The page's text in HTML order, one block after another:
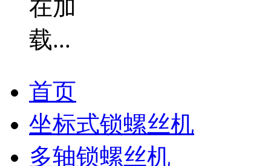
首页
坐标式锁螺丝机
多轴锁螺丝机